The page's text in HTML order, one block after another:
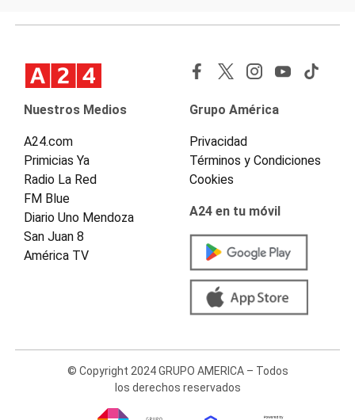
Nuestros Medios
A24.com
Primicias Ya
Radio La Red
FM Blue
Diario Uno Mendoza
San Juan 8
América TV
Grupo América
Privacidad
Términos y Condiciones
Cookies
A24 en tu móvil
© Copyright 2024 GRUPO AMERICA – Todos
los derechos reservados